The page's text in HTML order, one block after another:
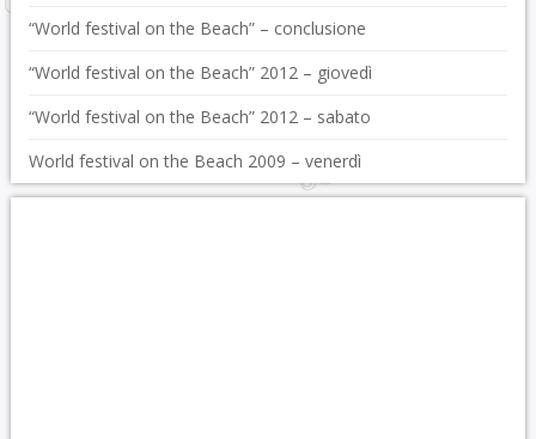
“World festival on the Beach” – conclusione
“World festival on the Beach” 2012 – giovedì
“World festival on the Beach” 2012 – sabato
World festival on the Beach 2009 – venerdì